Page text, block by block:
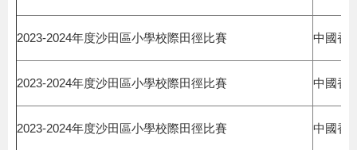
2023-2024年度沙田區小學校際田徑比賽 中國香
2023-2024年度沙田區小學校際田徑比賽 中國香
2023-2024年度沙田區小學校際田徑比賽 中國香